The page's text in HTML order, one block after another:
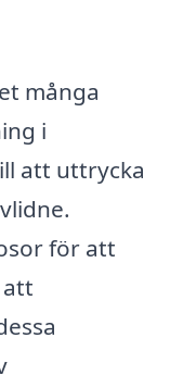
många
i
att uttrycka
för att